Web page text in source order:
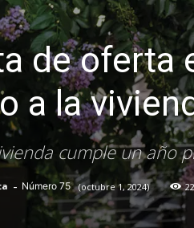
de oferta
a la
cumple un año
- 75 octubre 1, 2024